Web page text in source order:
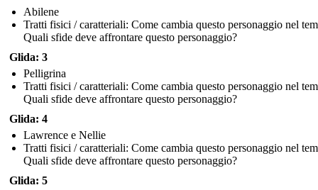
Abilene
Tratti fisici / caratteriali: Come cambia questo personaggio nel
Quali sfide deve affrontare questo personaggio?
Glida: 3
Pelligrina
Tratti fisici / caratteriali: Come cambia questo personaggio nel
Quali sfide deve affrontare questo personaggio?
Glida: 4
Lawrence e Nellie
Tratti fisici / caratteriali: Come cambia questo personaggio nel
Quali sfide deve affrontare questo personaggio?
Glida: 5